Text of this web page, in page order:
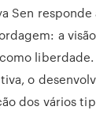
Sen
a
o
dos vários